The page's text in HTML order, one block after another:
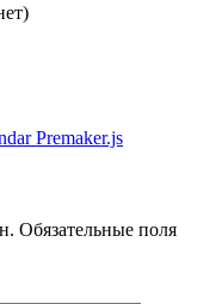
Premaker.js
Обязательные поля